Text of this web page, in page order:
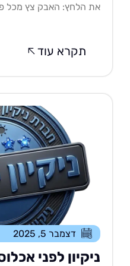
הלחץ: האבק צץ מכל פינה,....
תקרא עוד
דצמבר 5, 2025